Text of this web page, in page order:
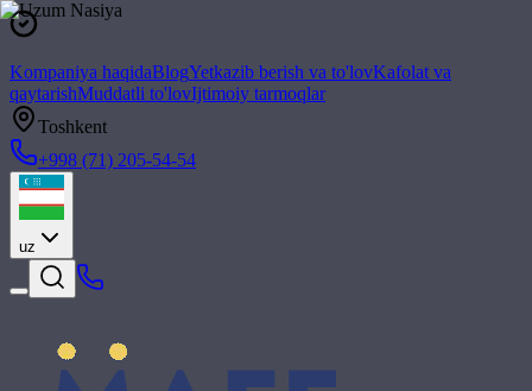
Kompaniya haqidaBlogYetkazib berish va to'lovKafolat va
qaytarishMuddatli to'lovIjtimoiy tarmoqlar
Toshkent
+998 (71) 205-54-54
uz